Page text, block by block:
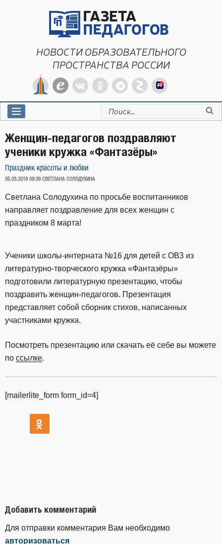
НОВОСТИ ОБРАЗОВАТЕЛЬНОГО
ПРОСТРАНСТВА РОССИИ
Искать:
Женщин-педагогов поздравляют
ученики кружка «Фантазёры»
Праздник красоты и любви
ОПУБЛИКОВАНО
05.03.2018 09:39 СВЕТЛАНА СОЛОДУХИНА
Светлана Солодухина по просьбе воспитанников
направляет поздравление для всех женщин с
праздником 8 марта!
Ученики школы-интерната №16 для детей с ОВЗ из
литературно-творческого кружка «Фантазёры»
подготовили литературную презентацию, чтобы
поздравить женщин-педагогов. Презентация
представляет собой сборник стихов, написанных
участниками кружка.
Посмотреть презентацию или скачать её себе вы можете
по ссылке.
[mailerlite_form form_id=4]
Добавить комментарий
Для отправки комментария Вам необходимо
авторизоваться